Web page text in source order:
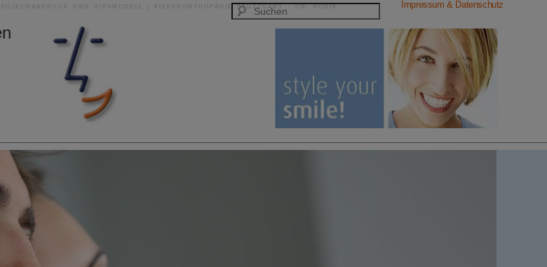
Impressum & Datenschutz
UND GIPSMODELL | KIEFERORTHOPÄDIE STUTTGART · DR. KONIK